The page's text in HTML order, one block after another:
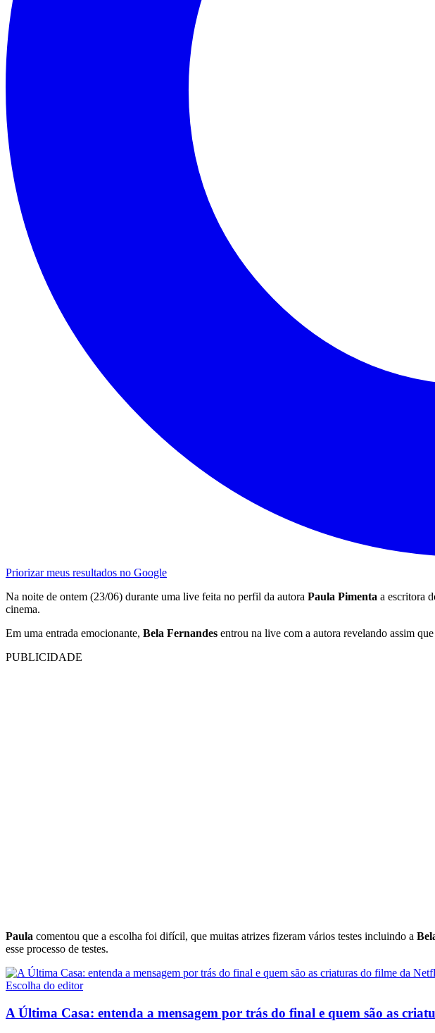
Priorizar meus resultados no Google
Na noite de ontem (23/06) durante uma live feita no perfil da autora Paula Pimenta a escritora
cinema.
Em uma entrada emocionante, Bela Fernandes entrou na live com a autora revelando assim
PUBLICIDADE
Paula comentou que a escolha foi difícil, que muitas atrizes fizeram vários testes incluindo a
esse processo de testes.
Escolha do editor
A Última Casa: entenda a mensagem por trás do final e quem são as